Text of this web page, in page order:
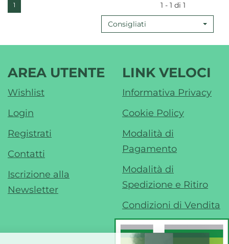
CARRELLO
1 1 - 1 di 1
Consigliati
AREA UTENTE
Wishlist
Login
Registrati
Contatti
Iscrizione alla
Newsletter
LINK VELOCI
Informativa Privacy
Cookie Policy
Modalità di
Pagamento
Modalità di
Spedizione e Ritiro
Condizioni di Vendita